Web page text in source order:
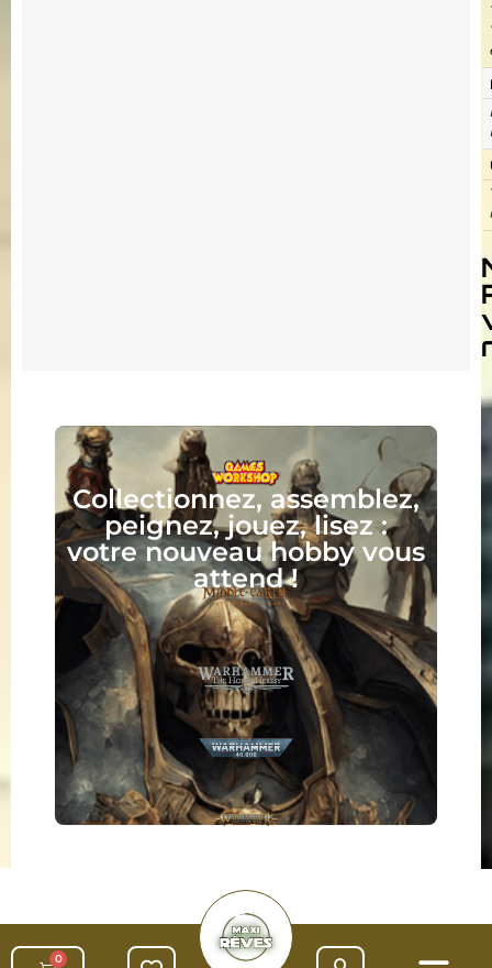
Collectionnez, assemblez,
peignez, jouez, lisez :
votre nouveau hobby vous
attend !
0